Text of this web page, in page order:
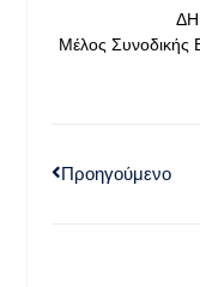
Μέλος
Προηγούμενο